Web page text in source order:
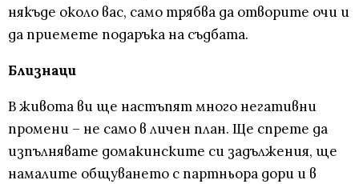
някъде около вас, само трябва да отворите очи и
да приемете подаръка на съдбата.
Близнаци
В живота ви ще настъпят много негативни
промени – не само в личен план. Ще спрете да
изпълнявате домакинските си задължения, ще
намалите общуването с партньора дори и в